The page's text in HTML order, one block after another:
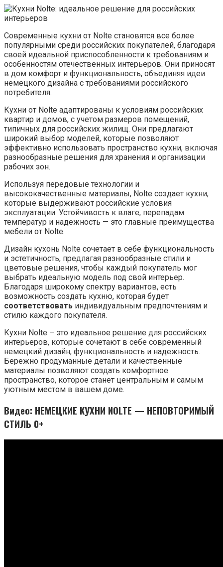
Современные кухни от Nolte становятся все более
популярными среди российских покупателей, благодаря
своей идеальной приспособленности к требованиям и
особенностям отечественных интерьеров. Они приносят
в дом комфорт и функциональность, объединяя идеи
немецкого дизайна с требованиями российского
потребителя.
Кухни от Nolte адаптированы к условиям российских
квартир и домов, с учетом размеров помещений,
типичных для российских жилищ. Они предлагают
широкий выбор моделей, которые позволяют
эффективно использовать пространство кухни, включая
разнообразные решения для хранения и организации
рабочих зон.
Используя передовые технологии и
высококачественные материалы, Nolte создает кухни,
которые выдерживают российские условия
эксплуатации. Устойчивость к влаге, перепадам
температур и надежность — это главные преимущества
мебели от Nolte.
Дизайн кухонь Nolte сочетает в себе функциональность
и эстетичность, предлагая разнообразные стили и
цветовые решения, чтобы каждый покупатель мог
выбрать идеальную модель под свой интерьер.
Благодаря широкому спектру вариантов, есть
возможность создать кухню, которая будет
соответствовать индивидуальным предпочтениям и
стилю каждого покупателя.
Кухни Nolte – это идеальное решение для российских
интерьеров, которые сочетают в себе современный
немецкий дизайн, функциональность и надежность.
Бережно продуманные детали и качественные
материалы позволяют создать комфортное
пространство, которое станет центральным и самым
уютным местом в вашем доме.
Видео: НЕМЕЦКИЕ КУХНИ NOLTE — НЕПОВТОРИМЫЙ
СТИЛЬ 0+